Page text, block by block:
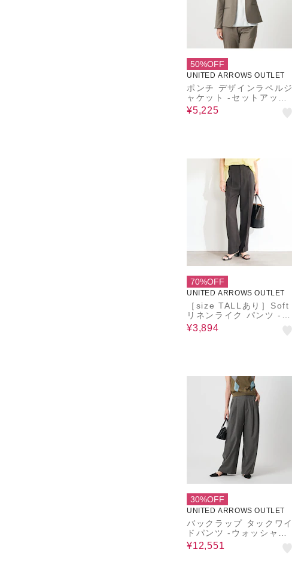
50%OFF
UNITED ARROWS OUTLET
ポンチ デザインラペルジ
ャケット ‐セットアップ
対応・ウォッシャブル‐＜
A DAY IN THE LIFE＞
¥5,225
70%OFF
UNITED ARROWS OUTLET
［size TALLあり］Soft
リネンライク パンツ -マ
シンウォッシャブル・吸
水速乾-
¥3,894
30%OFF
UNITED ARROWS OUTLET
バックラップ タックワイ
ドパンツ -ウォッシャブ
ル-
¥12,551